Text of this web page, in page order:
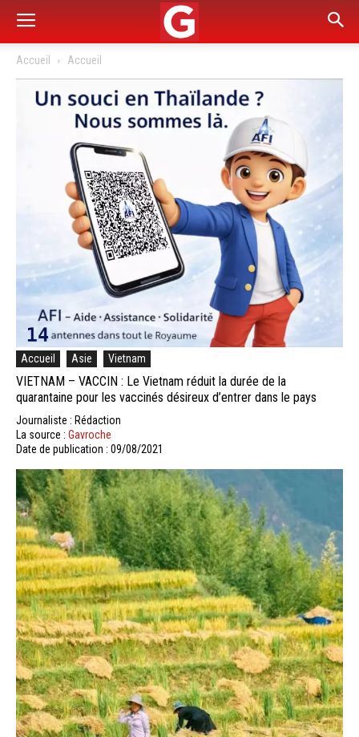
Accueil Accueil
Accueil Asie Vietnam
VIETNAM – VACCIN : Le Vietnam réduit la durée de la
quarantaine pour les vaccinés désireux d’entrer dans le pays
Journaliste : Rédaction
La source : Gavroche
Date de publication : 09/08/2021